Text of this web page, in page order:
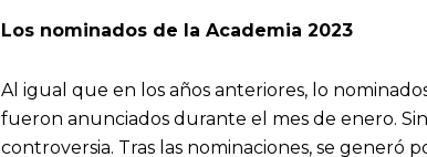
Los nominados de la Academia 2023
Al igual que en los años anteriores, lo
fueron anunciados durante el mes de enero.
controversia. Tras las nominaciones, se generó